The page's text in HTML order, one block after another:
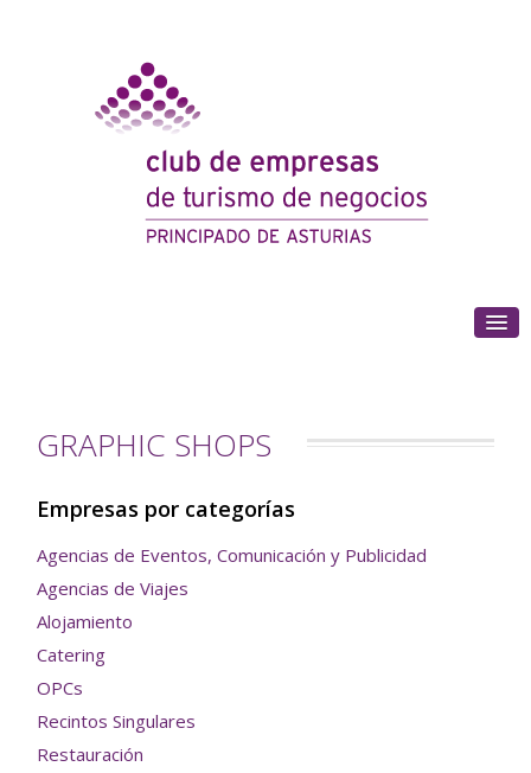
GRAPHIC SHOPS
Empresas por categorías
Agencias de Eventos, Comunicación y Publicidad
Agencias de Viajes
Alojamiento
Catering
OPCs
Recintos Singulares
Restauración